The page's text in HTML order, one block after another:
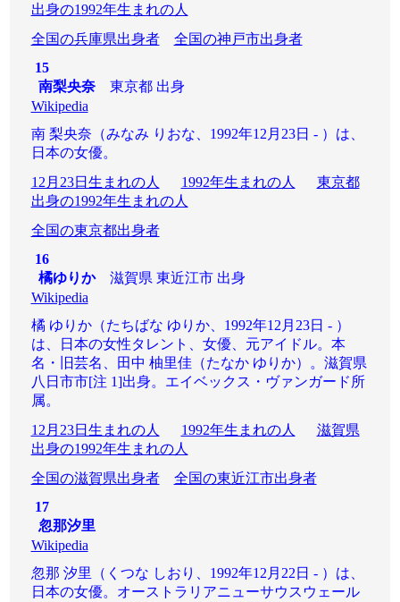
出身の1992年生まれの人
全国の兵庫県出身者
全国の神戸市出身者
15
南梨央奈東京都 出身
Wikipedia
南 梨央奈（みなみ りおな、1992年12月23日 - ）は、
日本の女優。
12月23日生まれの人
1992年生まれの人
東京都
出身の1992年生まれの人
全国の東京都出身者
16
橘ゆりか滋賀県 東近江市 出身
Wikipedia
橘 ゆりか（たちばな ゆりか、1992年12月23日 - ）
は、日本の女性タレント、女優、元アイドル。本
名・旧芸名、田中 柚里佳（たなか ゆりか）。滋賀県
八日市市[注 1]出身。エイベックス・ヴァンガード所
属。
12月23日生まれの人
1992年生まれの人
滋賀県
出身の1992年生まれの人
全国の滋賀県出身者
全国の東近江市出身者
17
忽那汐里
Wikipedia
忽那 汐里（くつな しおり、1992年12月22日 - ）は、
日本の女優。オーストラリアニューサウスウェール